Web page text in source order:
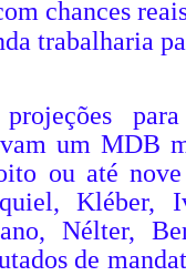
chances
trabalharia
um MDB
ou até
Kléber,
Nélter,
de